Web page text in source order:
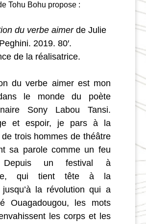
Tohu Bohu propose :
du verbe aimerde Julie
Peghini. 2019. 80′.
de la réalisatrice.
du verbe aimer est mon
le monde du poète
Sony Labou Tansi.
et espoir, je pars à la
trois hommes de théâtre
sa parole comme un feu
Depuis un festival à
qui tient tête à la
jusqu’à la révolution qui a
Ouagadougou, les mots
les corps et les